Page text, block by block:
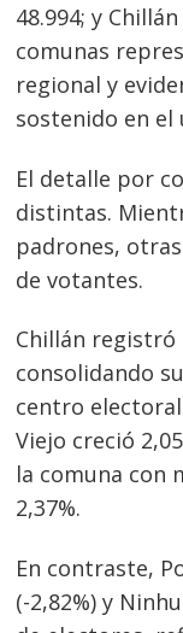
48.994; y
comunas
regional y
sostenido en
El detalle por
distintas.
padrones,
de votantes.
Chillán registró
consolidando
centro
Viejo creció
la comuna con
2,37%.
En contraste,
(-2,82%) y
Navegación
de
entradas